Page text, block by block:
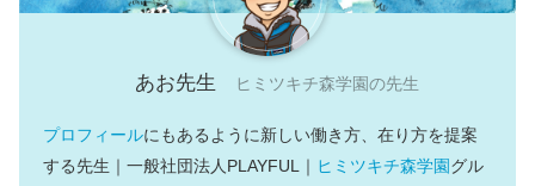
あお先生 ヒミツキチ森学園の先生
プロフィールにもあるように新しい働き方、在り方を提案
する先生｜一般社団法人PLAYFUL｜ ヒミツキチ森学園グル